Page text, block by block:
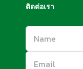
ติดต่อเรา